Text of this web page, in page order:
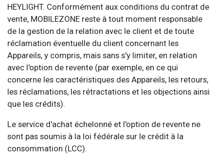
HEYLIGHT. Conformément aux conditions du contrat de
vente, MOBILEZONE reste à tout moment responsable
de la gestion de la relation avec le client et de toute
réclamation éventuelle du client concernant les
Appareils, y compris, mais sans s'y limiter, en relation
avec l'option de revente (par exemple, en ce qui
concerne les caractéristiques des Appareils, les retours,
les réclamations, les rétractations et les objections ainsi
que les crédits).
Le service d'achat échelonné et l'option de revente ne
sont pas soumis à la loi fédérale sur le crédit à la
consommation (LCC).